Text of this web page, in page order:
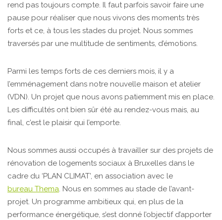
rend pas toujours compte. Il faut parfois savoir faire une
pause pour réaliser que nous vivons des moments très
forts et ce, à tous les stades du projet. Nous sommes
traversés par une multitude de sentiments, d’émotions.
Parmi les temps forts de ces derniers mois, il y a
l’emménagement dans notre nouvelle maison et atelier
(VDN). Un projet que nous avons patiemment mis en place.
Les difficultés ont bien sûr été au rendez-vous mais, au
final, c’est le plaisir qui l’emporte.
Nous sommes aussi occupés à travailler sur des projets de
rénovation de logements sociaux à Bruxelles dans le
cadre du ‘PLAN CLIMAT’, en association avec le
bureau Thema. Nous en sommes au stade de l’avant-
projet. Un programme ambitieux qui, en plus de la
performance énergétique, s’est donné l’objectif d’apporter